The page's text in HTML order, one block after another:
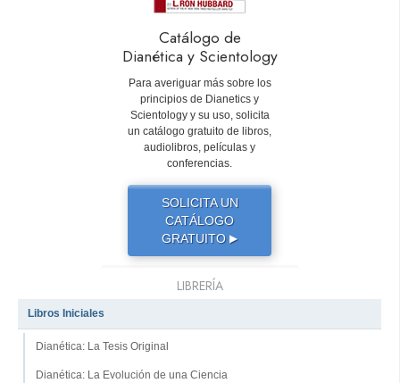
Catálogo de
Dianética y Scientology
Para averiguar más sobre los
principios de Dianetics y
Scientology y su uso, solicita
un catálogo gratuito de libros,
audiolibros, películas y
conferencias.
SOLICITA UN
CATÁLOGO
GRATUITO ▶
LIBRERÍA
Libros Iniciales
Dianética: La Tesis Original
Dianética: La Evolución de una Ciencia